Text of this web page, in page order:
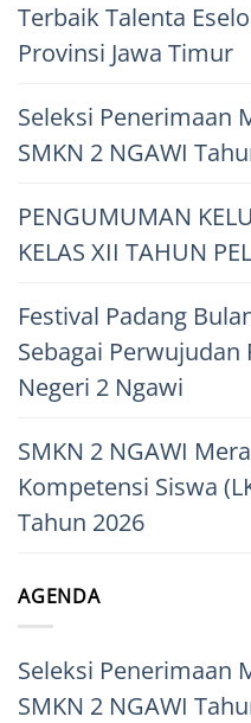
Terbaik Talenta
Provinsi Jawa Timur
Seleksi Penerimaan
SMKN 2 NGAWI
PENGUMUMAN
KELAS XII TAHUN
Festival Padang
Sebagai
Negeri 2 Ngawi
SMKN 2 NGAWI
Kompetensi Siswa
Tahun 2026
AGENDA
Seleksi Penerimaan
SMKN 2 NGAWI